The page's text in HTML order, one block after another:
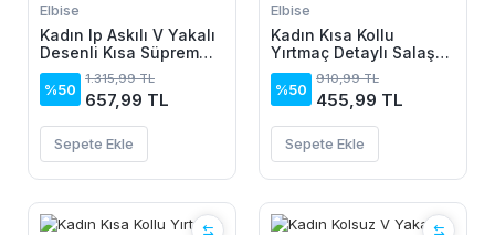
Elbise
Kadın Ip Askılı V Yakalı
Desenli Kısa Süprem
Elbise
%50
1.315,99 TL
657,99 TL
Sepete Ekle
Elbise
Kadın Kısa Kollu
Yırtmaç Detaylı Salaş
Viskon Elbise
%50
910,99 TL
455,99 TL
Sepete Ekle